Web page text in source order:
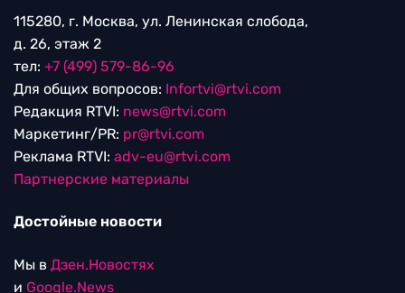
115280, г. Москва, ул. Ленинская слобода,
д. 26, этаж 2
тел: +7 (499) 579-86-96
Для общих вопросов: Infortvi@rtvi.com
Редакция RTVI: news@rtvi.com
Маркетинг/PR: pr@rtvi.com
Реклама RTVI: adv-eu@rtvi.com
Партнерские материалы
Достойные новости
Мы в Дзен.Новостях
и Google.News